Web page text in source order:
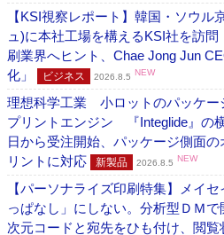
【KSI視察レポート】韓国・ソウル
ュ)に本社工場を構えるKSI社を訪
刷業界へヒント、Chae Jong Jun
化」
ビジネス 2026.8.5 NEW
理想科学工業 小ロットのパッケー
プリントエンジン 『Integlide』の
日から受注開始、パッケージ側面
リントに対応
新製品 2026.8.5 NEW
【パーソナライズ印刷特集】メイ
っぱなし」にしない。分析型ＤＭ
次元コードと宛先をひも付け、閲覧